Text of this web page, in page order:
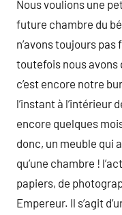
Nous voulions une
future chambre du
n’avons toujours
toutefois nous
c’est encore notre
l’instant à l’intérieur
encore quelques
donc, un meuble qui
qu’une chambre !
papiers, de
Empereur. Il s’agit